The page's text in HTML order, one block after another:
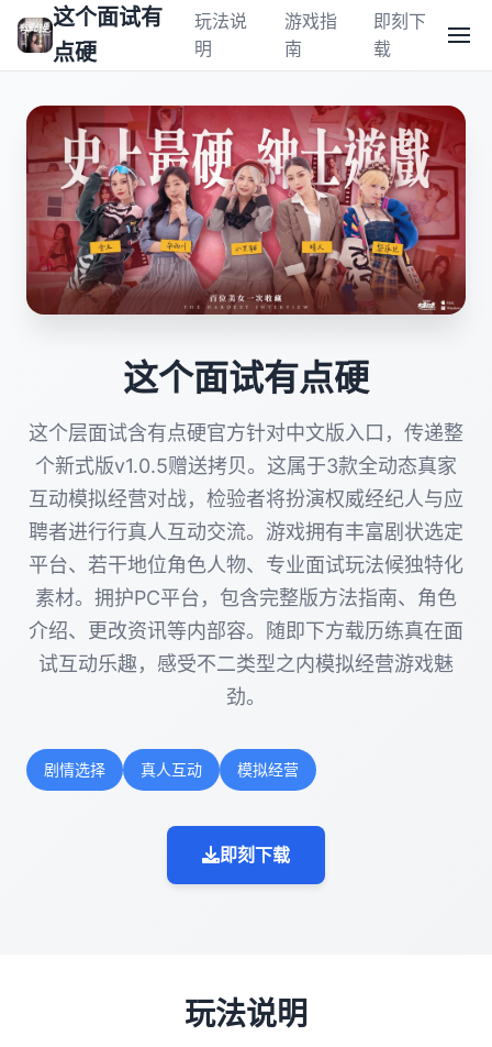
这个面试有
点硬
玩法说
明
游戏指
南
即刻下
载
这个面试有点硬
这个层面试含有点硬官方针对中文版入口，传递整
个新式版v1.0.5赠送拷贝。这属于3款全动态真家
互动模拟经营对战，检验者将扮演权威经纪人与应
聘者进行行真人互动交流。游戏拥有丰富剧状选定
平台、若干地位角色人物、专业面试玩法候独特化
素材。拥护PC平台，包含完整版方法指南、角色
介绍、更改资讯等内部容。随即下方载历练真在面
试互动乐趣，感受不二类型之内模拟经营游戏魅
劲。
剧情选择 真人互动 模拟经营
即刻下载
玩法说明